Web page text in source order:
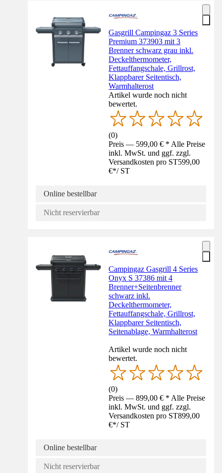
Gasgrill Campingaz 3 Series
Premium 373903 mit 3
Brenner schwarz grau inkl.
Deckelthermometer,
Fettauffangschale, Grillrost,
Klappbarer Seitentisch,
Warmhalterost
Artikel wurde noch nicht
bewertet.
(0)
Preis — 599,00 € * Alle Preise
inkl. MwSt. und ggf. zzgl.
Versandkosten pro ST599,00
€*/ ST
Online bestellbar
Nicht reservierbar
Campingaz Gasgrill 4 Series
Onyx S 37386 mit 4
Brenner+Seitenbrenner
schwarz inkl.
Deckelthermometer,
Fettauffangschale, Grillrost,
Klappbarer Seitentisch,
Seitenablage, Warmhalterost
Artikel wurde noch nicht
bewertet.
(0)
Preis — 899,00 € * Alle Preise
inkl. MwSt. und ggf. zzgl.
Versandkosten pro ST899,00
€*/ ST
Online bestellbar
Nicht reservierbar